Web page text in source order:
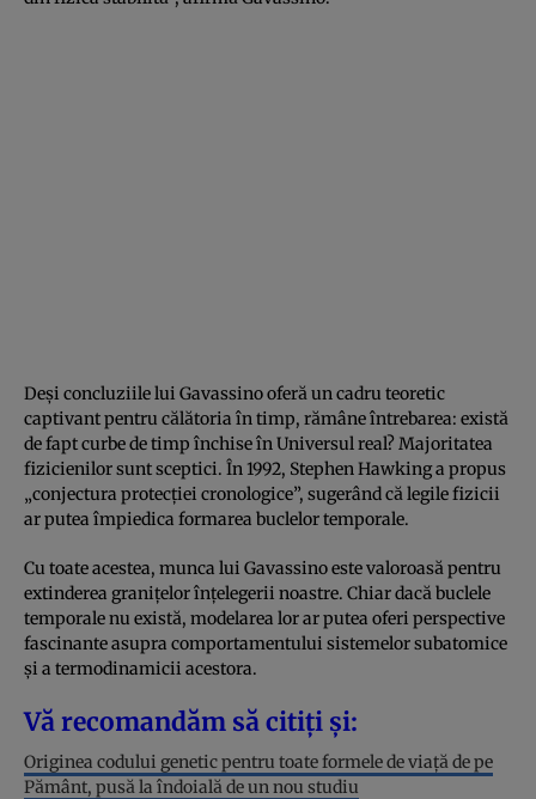
Deși concluziile lui Gavassino oferă un cadru teoretic
captivant pentru călătoria în timp, rămâne întrebarea: există
de fapt curbe de timp închise în Universul real? Majoritatea
fizicienilor sunt sceptici. În 1992, Stephen Hawking a propus
„conjectura protecției cronologice”, sugerând că legile fizicii
ar putea împiedica formarea buclelor temporale.
Cu toate acestea, munca lui Gavassino este valoroasă pentru
extinderea granițelor înțelegerii noastre. Chiar dacă buclele
temporale nu există, modelarea lor ar putea oferi perspective
fascinante asupra comportamentului sistemelor subatomice
și a termodinamicii acestora.
Vă recomandăm să citiți și:
Originea codului genetic pentru toate formele de viață de pe
Pământ, pusă la îndoială de un nou studiu